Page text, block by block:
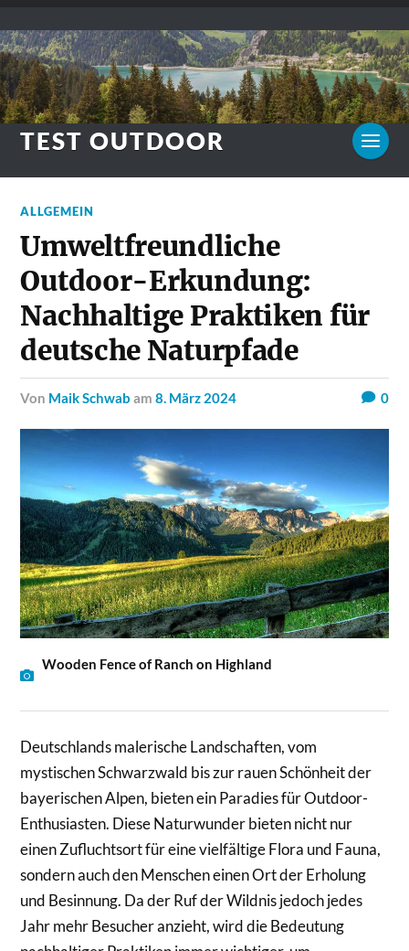
TEST OUTDOOR
ALLGEMEIN
Umweltfreundliche
Outdoor-Erkundung:
Nachhaltige Praktiken für
deutsche Naturpfade
von Maik Schwab am8. März 2024 0
Wooden Fence of Ranch on Highland
Deutschlands malerische Landschaften, vom
mystischen Schwarzwald bis zur rauen Schönheit der
bayerischen Alpen, bieten ein Paradies für Outdoor-
Enthusiasten. Diese Naturwunder bieten nicht nur
einen Zufluchtsort für eine vielfältige Flora und Fauna,
sondern auch den Menschen einen Ort der Erholung
und Besinnung. Da der Ruf der Wildnis jedoch jedes
Jahr mehr Besucher anzieht, wird die Bedeutung